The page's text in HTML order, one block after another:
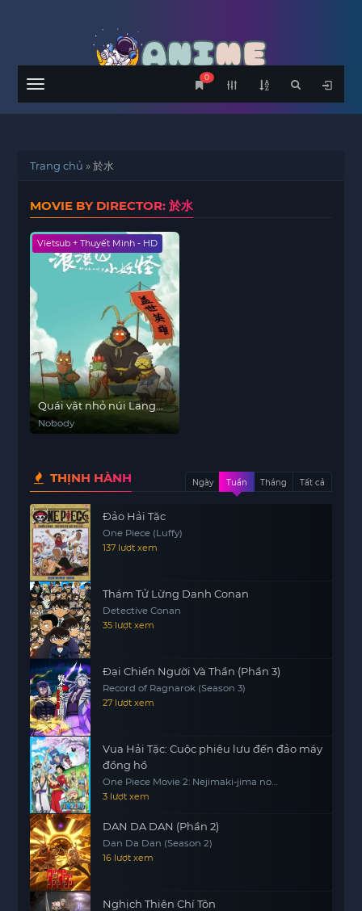
Menu
0
Trang chủ »於水
MOVIE BY DIRECTOR: 於水
Vietsub + Thuyết Minh - HD
Quái vật nhỏ núi Lang
Lang
Nobody
THỊNH HÀNH Ngày Tuần Tháng Tất cả
Đảo Hải Tặc
One Piece (Luffy)
137 lượt xem
Thám Tử Lừng Danh Conan
Detective Conan
35 lượt xem
Đại Chiến Người Và Thần (Phần 3)
Record of Ragnarok (Season 3)
27 lượt xem
Vua Hải Tặc: Cuộc phiêu lưu đến đảo máy
đồng hồ
One Piece Movie 2: Nejimaki-jima no
Daibouken, One Piece: Nejimakijima no
Bouken, One Piece: Nejimaki Shima no
3 lượt xem
DAN DA DAN (Phần 2)
Dan Da Dan (Season 2)
16 lượt xem
Nghịch Thiên Chí Tôn